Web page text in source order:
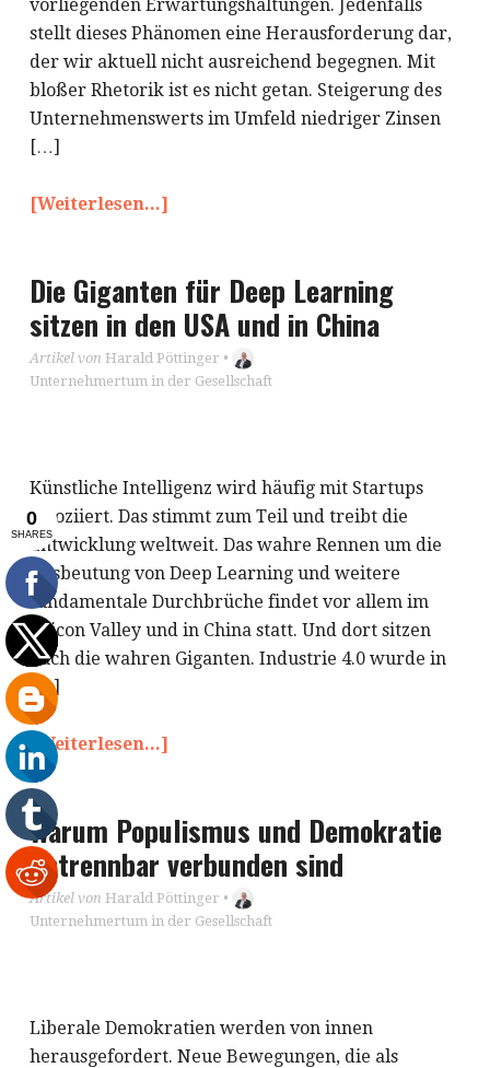
vorliegenden Erwartungshaltungen. Jedenfalls
stellt dieses Phänomen eine Herausforderung dar,
der wir aktuell nicht ausreichend begegnen. Mit
bloßer Rhetorik ist es nicht getan. Steigerung des
Unternehmenswerts im Umfeld niedriger Zinsen
[…]
[Weiterlesen...]
Die Giganten für Deep Learning
sitzen in den USA und in China
Artikel von Harald Pöttinger •
Unternehmertum in der Gesellschaft
Künstliche Intelligenz wird häufig mit Startups
assoziiert. Das stimmt zum Teil und treibt die
Entwicklung weltweit. Das wahre Rennen um die
Ausbeutung von Deep Learning und weitere
fundamentale Durchbrüche findet vor allem im
Silicon Valley und in China statt. Und dort sitzen
auch die wahren Giganten. Industrie 4.0 wurde in
[…]
[Weiterlesen...]
Warum Populismus und Demokratie
untrennbar verbunden sind
Artikel von Harald Pöttinger •
Unternehmertum in der Gesellschaft
Liberale Demokratien werden von innen
herausgefordert. Neue Bewegungen, die als